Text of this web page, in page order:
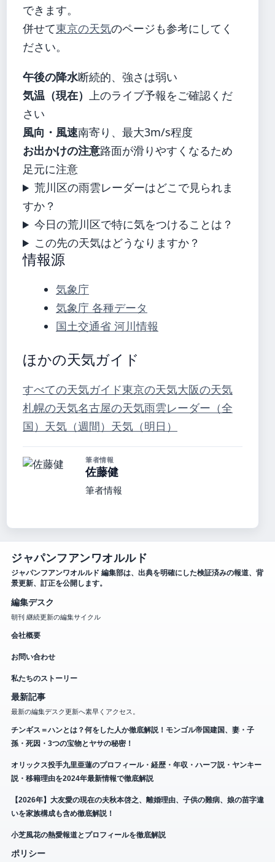
できます。
併せて東京の天気のページも参考にしてく
ださい。
午後の降水断続的、強さは弱い
気温（現在） 上のライブ予報をご確認くだ
さい
風向・風速南寄り、最大3m/s程度
お出かけの注意路面が滑りやすくなるため
足元に注意
荒川区の雨雲レーダーはどこで見られま
すか？
今日の荒川区で特に気をつけることは？
この先の天気はどうなりますか？
情報源
気象庁
気象庁 各種データ
国土交通省 河川情報
ほかの天気ガイド
すべての天気ガイド東京の天気大阪の天気
札幌の天気名古屋の天気雨雲レーダー（全
国） 天気（週間） 天気（明日）
筆者情報
佐藤健
筆者情報
ジャパンフアンワオルルド
ジャパンフアンワオルルド 編集部は、出典を明確にした検証済みの報道、背
景更新、訂正を公開します。
編集デスク
朝刊 継続更新の編集サイクル
会社概要
お問い合わせ
私たちのストーリー
最新記事
最新の編集デスク更新へ素早くアクセス。
チンギス＝ハンとは？何をした人か徹底解説！モンゴル帝国建国、妻・子
孫・死因・3つの宝物とヤサの秘密！
オリックス投手九里亜蓮のプロフィール・経歴・年収・ハーフ説・ヤンキー
説・移籍理由を2024年最新情報で徹底解説
【2026年】大友愛の現在の夫秋本啓之、離婚理由、子供の難病、娘の苗字違
いを家族構成も含め徹底解説！
小芝風花の熱愛報道とプロフィールを徹底解説
ポリシー